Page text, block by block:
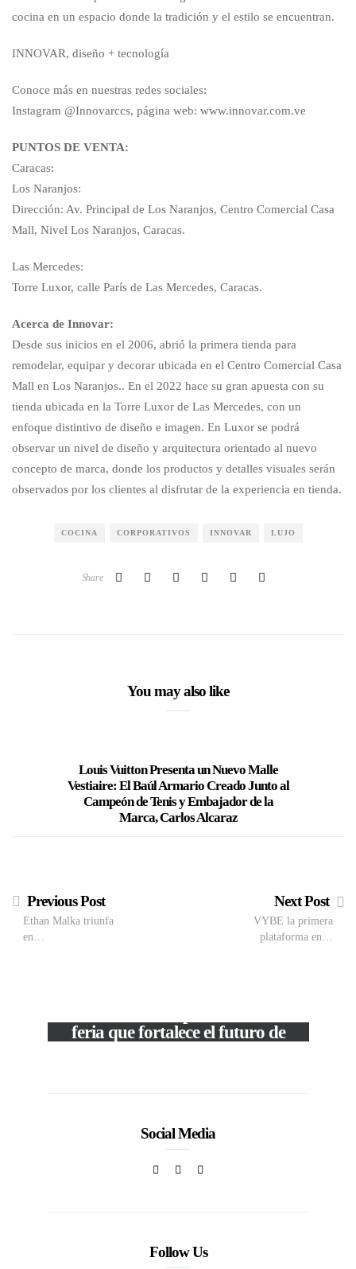
cocina en un espacio donde la tradición y el estilo se encuentran.
INNOVAR, diseño + tecnología
Conoce más en nuestras redes sociales:
Instagram @Innovarccs, página web: www.innovar.com.ve
PUNTOS DE VENTA:
Caracas:
Los Naranjos:
Dirección: Av. Principal de Los Naranjos, Centro Comercial Casa
Mall, Nivel Los Naranjos, Caracas.
Las Mercedes:
Torre Luxor, calle París de Las Mercedes, Caracas.
Acerca de Innovar:
Desde sus inicios en el 2006, abrió la primera tienda para
remodelar, equipar y decorar ubicada en el Centro Comercial Casa
Mall en Los Naranjos.. En el 2022 hace su gran apuesta con su
tienda ubicada en la Torre Luxor de Las Mercedes, con un
enfoque distintivo de diseño e imagen. En Luxor se podrá
observar un nivel de diseño y arquitectura orientado al nuevo
concepto de marca, donde los productos y detalles visuales serán
observados por los clientes al disfrutar de la experiencia en tienda.
COCINA CORPORATIVOS INNOVAR LUJO
Share
You may also like
Louis Vuitton Presenta un Nuevo Malle
Vestiaire: El Baúl Armario Creado Junto al
Campeón de Tenis y Embajador de la
Marca, Carlos Alcaraz
Previous Post
Ethan Malka triunfa
en…
Next Post
VYBE la primera
plataforma en…
feria que fortalece el futuro de
Social Media
Follow Us